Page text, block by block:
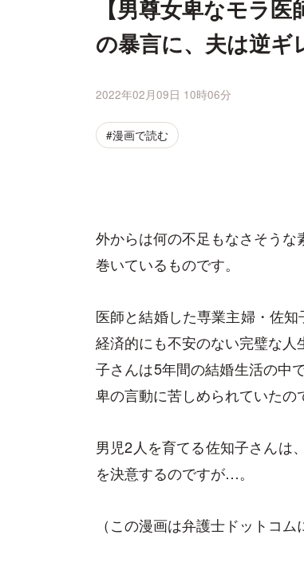
【男尊女卑なモラ
の暴言に、夫は逆ギ
2022年02月09日 10時06分
#漫画で読む
外からは何の不足もなさそう
巻いているものです。
医師と結婚した専業主婦・佐知
経済的にも不安のない完璧な
子さんは5年間の結婚生活の中
卑の言動に苦しめられていたの
男児2人を育てる佐知子さんは
を決意するのですが…。
（この漫画は弁護士ドットコ